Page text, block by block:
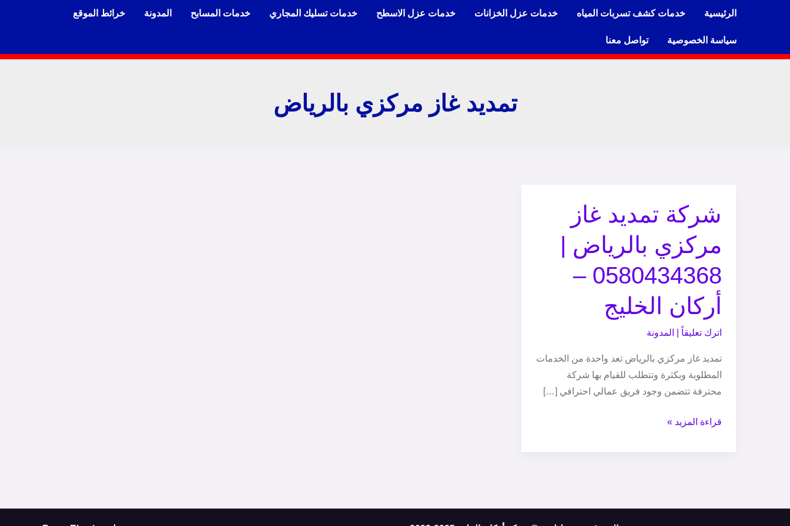
الرئيسية خدمات كشف تسربات المياه خدمات عزل الخزانات خدمات عزل الاسطح خدمات تسليك المجاري خدمات المسابح المدونة خرائط الموقع
سياسة الخصوصية تواصل معنا
تمديد غاز مركزي بالرياض
شركة تمديد غاز
مركزي بالرياض |
0580434368 –
أركان الخليج
اترك تعليقاً المدونة
تمديد غاز مركزي بالرياض تعد واحدة من الخدمات
المطلوبة وبكثرة وتتطلب للقيام بها شركة
محترفة تتضمن وجود فريق عمالي احترافي […]
شركة
تمديد
مركزي
بالرياض
|
0580434368
أركان
قراءة المزيد »